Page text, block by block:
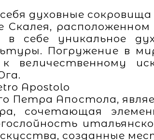
духовные
Скалея,
в себе уникальное
Погружение в
к величественному
Apostolo
Петра Апостола,
сочетающая
созданные